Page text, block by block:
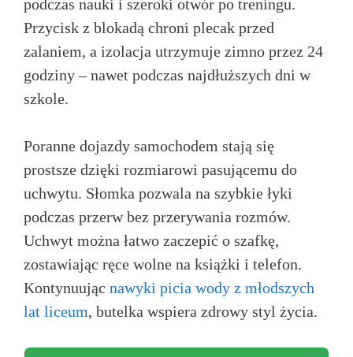
podczas nauki i szeroki otwór po treningu.
Przycisk z blokadą chroni plecak przed
zalaniem, a izolacja utrzymuje zimno przez 24
godziny – nawet podczas najdłuższych dni w
szkole.
Poranne dojazdy samochodem stają się
prostsze dzięki rozmiarowi pasującemu do
uchwytu. Słomka pozwala na szybkie łyki
podczas przerw bez przerywania rozmów.
Uchwyt można łatwo zaczepić o szafkę,
zostawiając ręce wolne na książki i telefon.
Kontynuując nawyki picia wody z młodszych
lat liceum, butelka wspiera zdrowy styl życia.